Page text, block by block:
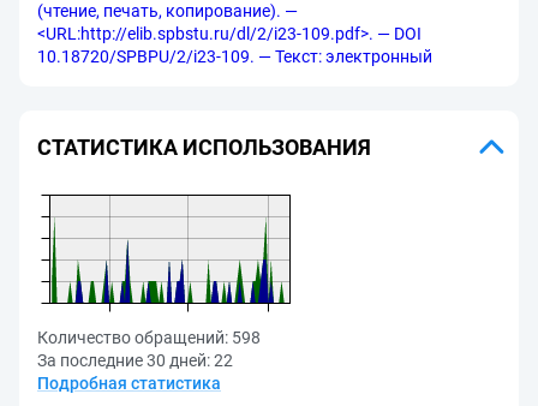
(чтение, печать, копирование). —
<URL:http://elib.spbstu.ru/dl/2/i23-109.pdf>. — DOI
10.18720/SPBPU/2/i23-109. — Текст: электронный
СТАТИСТИКА ИСПОЛЬЗОВАНИЯ
Количество обращений: 598
За последние 30 дней:22
Подробная статистика